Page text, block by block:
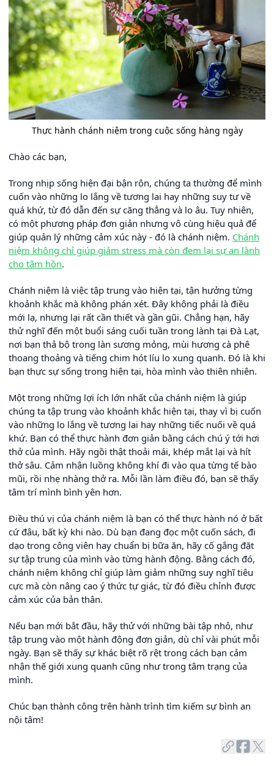
Thực hành chánh niệm trong cuộc sống hàng ngày
Chào các bạn,
Trong nhịp sống hiện đại bận rộn, chúng ta thường để mình
cuốn vào những lo lắng về tương lai hay những suy tư về
quá khứ, từ đó dẫn đến sự căng thẳng và lo âu. Tuy nhiên,
có một phương pháp đơn giản nhưng vô cùng hiệu quả để
giúp quản lý những cảm xúc này - đó là chánh niệm. Chánh
niệm không chỉ giúp giảm stress mà còn đem lại sự an lành
cho tâm hồn.
Chánh niệm là việc tập trung vào hiện tại, tận hưởng từng
khoảnh khắc mà không phán xét. Đây không phải là điều
mới lạ, nhưng lại rất cần thiết và gần gũi. Chẳng hạn, hãy
thử nghĩ đến một buổi sáng cuối tuần trong lành tại Đà Lạt,
nơi bạn thả bộ trong làn sương mỏng, mùi hương cà phê
thoang thoảng và tiếng chim hót líu lo xung quanh. Đó là khi
bạn thực sự sống trong hiện tại, hòa mình vào thiên nhiên.
Một trong những lợi ích lớn nhất của chánh niệm là giúp
chúng ta tập trung vào khoảnh khắc hiện tại, thay vì bị cuốn
vào những lo lắng về tương lai hay những tiếc nuối về quá
khứ. Bạn có thể thực hành đơn giản bằng cách chú ý tới hơi
thở của mình. Hãy ngồi thật thoải mái, khép mắt lại và hít
thở sâu. Cảm nhận luồng không khí đi vào qua từng tế bào
mũi, rồi nhẹ nhàng thở ra. Mỗi lần làm điều đó, bạn sẽ thấy
tâm trí mình bình yên hơn.
Điều thú vị của chánh niệm là bạn có thể thực hành nó ở bất
cứ đâu, bất kỳ khi nào. Dù bạn đang đọc một cuốn sách, đi
dạo trong công viên hay chuẩn bị bữa ăn, hãy cố gắng đặt
sự tập trung của mình vào từng hành động. Bằng cách đó,
chánh niệm không chỉ giúp làm giảm những suy nghĩ tiêu
cực mà còn nâng cao ý thức tự giác, từ đó điều chỉnh được
cảm xúc của bản thân.
Nếu bạn mới bắt đầu, hãy thử với những bài tập nhỏ, như
tập trung vào một hành động đơn giản, dù chỉ vài phút mỗi
ngày. Bạn sẽ thấy sự khác biệt rõ rệt trong cách bạn cảm
nhận thế giới xung quanh cũng như trong tâm trạng của
mình.
Chúc bạn thành công trên hành trình tìm kiếm sự bình an
nội tâm!